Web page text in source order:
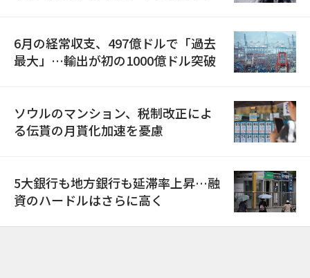
6月の経常収支、497億ドルで「過去
最大」…輸出が初の1000億ドル突破
ソウルのマンション、税制改正によ
る伝貰の月貰化加速を憂慮
5大銀行も地方銀行も延滞率上昇…融
資のハードルはさらに高く